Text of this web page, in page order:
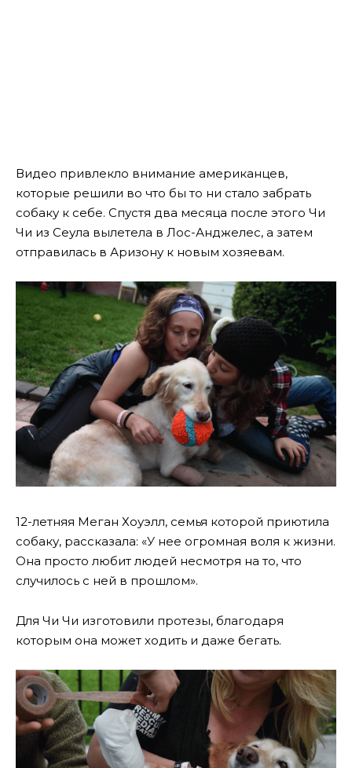
Видео привлекло внимание американцев,
которые решили во что бы то ни стало забрать
собаку к себе. Спустя два месяца после этого Чи
Чи из Сеула вылетела в Лос-Анджелес, а затем
отправилась в Аризону к новым хозяевам.
12-летняя Меган Хоуэлл, семья которой приютила
собаку, рассказала: «У нее огромная воля к жизни.
Она просто любит людей несмотря на то, что
случилось с ней в прошлом».
Для Чи Чи изготовили протезы, благодаря
которым она может ходить и даже бегать.